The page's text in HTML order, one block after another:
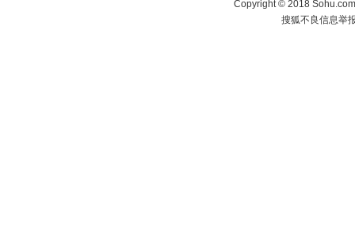
Copyright ©2018
搜狐不良信息举